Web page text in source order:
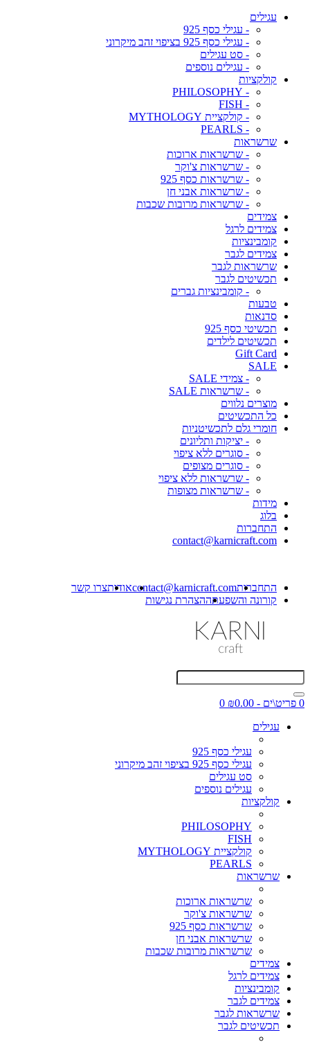
עגילים
- עגילי כסף 925
- עגילי כסף 925 בציפוי זהב מיקרוני
- סט עגילים
- עגילים נוספים
קולקציות
- PHILOSOPHY
- FISH
- קולקציית MYTHOLOGY
- PEARLS
שרשראות
- שרשראות ארוכות
- שרשראות צ'וקר
- שרשראות כסף 925
- שרשראות אבני חן
- שרשראות מרובות שכבות
צמידים
צמידים לרגל
קומבינציות
צמידים לגבר
שרשראות לגבר
תכשיטים לגבר
- קומבינציות גברים
טבעות
סדנאות
תכשיטי כסף 925
תכשיטים לילדים
Gift Card
SALE
- צמידי SALE
- שרשראות SALE
מוצרים נלווים
כל התכשיטים
חומרי גלם לתכשיטניות
- יציקות ותליונים
- סוגרים ללא ציפוי
- סוגרים מצופים
- שרשראות ללא ציפוי
- שרשראות מצופות
מידות
בלוג
התחברות
contact@karnicraft.com
התחברותcontact@karnicraft.comאודותצרו קשר
קורונה והשפעתההצהרת נגישות
0 פריט\ים - ₪0.00
0
עגילים
עגילי כסף 925
עגילי כסף 925 בציפוי זהב מיקרוני
סט עגילים
עגילים נוספים
קולקציות
PHILOSOPHY
FISH
קולקציית MYTHOLOGY
PEARLS
שרשראות
שרשראות ארוכות
שרשראות צ'וקר
שרשראות כסף 925
שרשראות אבני חן
שרשראות מרובות שכבות
צמידים
צמידים לרגל
קומבינציות
צמידים לגבר
שרשראות לגבר
תכשיטים לגבר